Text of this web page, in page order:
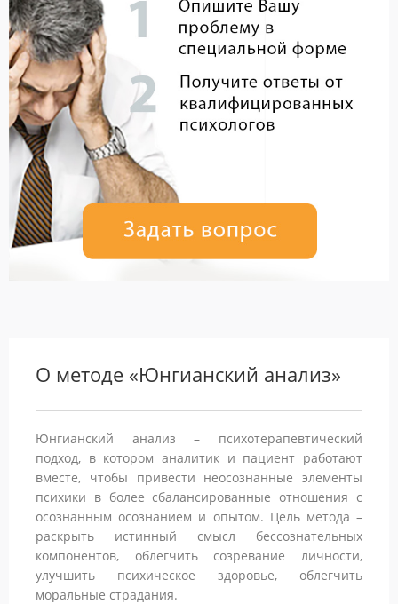
О методе «Юнгианский анализ»
Юнгианский анализ – психотерапевтический
подход, в котором аналитик и пациент работают
вместе, чтобы привести неосознанные элементы
психики в более сбалансированные отношения с
осознанным осознанием и опытом. Цель метода –
раскрыть истинный смысл бессознательных
компонентов, облегчить созревание личности,
улучшить психическое здоровье, облегчить
моральные страдания.